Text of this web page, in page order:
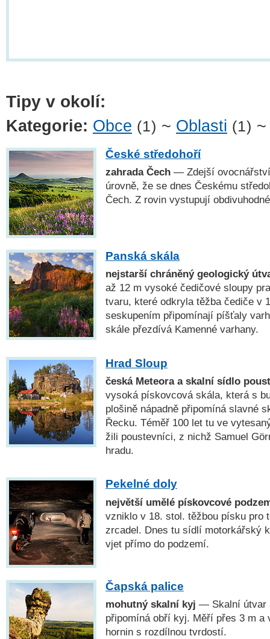
Tipy v okolí:
Kategorie: Obce (1) ~ Oblasti (1)
České středohoří
zahrada Čech — Zdejší
úrovně, že se dnes Českému
Čech. Z rovin vystupují
Panská skála
nejstarší chráněný geologický
až 12 m vysoké čedičové sloupy
tvaru, které odkryla těžba čediče v
seskupením připomínají píšťaly
skále přezdívá Kamenné varhany.
Hrad Sloup
česká Meteora a skalní sídlo
vysoká pískovcová skála, která s
plošině nápadně připomíná slavné
Řecku. Téměř 100 let tu ve
žili poustevníci, z nichž Samuel
hradu.
Pekelné doly
největší umělé pískovcové
vzniklo v 18. stol. těžbou písku pro
zrcadel. Dnes tu sídlí motorkářský
vjet přímo do podzemí.
Čapská palice
mohutný skalní kyj — Skalní útvar
připomíná obří kyj. Měří přes 3 m a
hornin s rozdílnou tvrdostí.